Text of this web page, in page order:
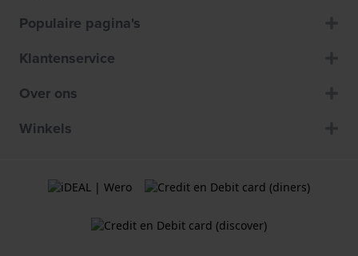
Populaire pagina's
Klantenservice
Over ons
Winkels